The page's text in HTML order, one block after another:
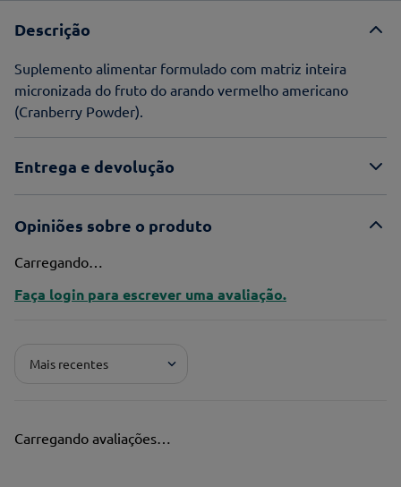
Descrição
Suplemento alimentar formulado com matriz inteira
micronizada do fruto do arando vermelho americano
(Cranberry Powder).
Entrega e devolução
Opiniões sobre o produto
Carregando…
Faça login para escrever uma avaliação.
Mais recentes
Carregando avaliações…